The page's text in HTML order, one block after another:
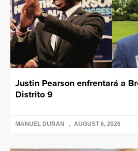
Justin Pearson enfrentará a
Distrito 9
MANUEL DURAN AUGUST 6, 2026